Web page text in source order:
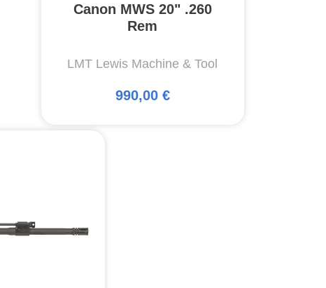
Canon MWS 20" .260
Rem
LMT Lewis Machine & Tool
990,00 €